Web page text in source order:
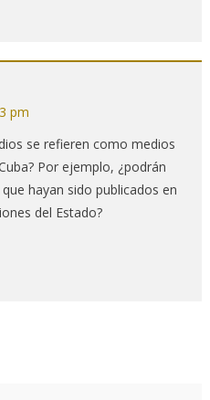
pm
se refieren como medios
Por ejemplo, ¿podrán
hayan sido publicados en
del Estado?